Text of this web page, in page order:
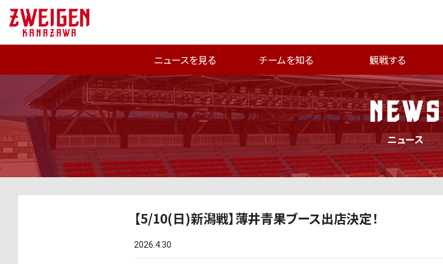
ニュースを見る チームを知る 観戦する
NEWS
ニュース
【5/10(日)新潟戦】薄井青果ブース出店決定！
2026.4.30